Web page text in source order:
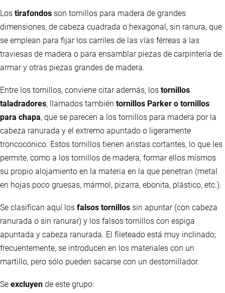
Los tirafondos son tornillos para madera de grandes
dimensiones, de cabeza cuadrada o hexagonal, sin ranura, que
se emplean para fijar los carriles de las vías férreas a las
traviesas de madera o para ensamblar piezas de carpintería de
armar y otras piezas grandes de madera.
Entre los tornillos, conviene citar además, los tornillos
taladradores, llamados también tornillos Parker o tornillos
para chapa, que se parecen a los tornillos para madera por la
cabeza ranurada y el extremo apuntado o ligeramente
troncocónico. Estos tornillos tienen aristas cortantes, lo que les
permite, como a los tornillos de madera, formar ellos mismos
su propio alojamiento en la materia en la que penetran (metal
en hojas poco gruesas, mármol, pizarra, ebonita, plástico, etc.).
Se clasifican aquí los falsos tornillos sin apuntar (con cabeza
ranurada o sin ranurar) y los falsos tornillos con espiga
apuntada y cabeza ranurada. El fileteado está muy inclinado;
frecuentemente, se introducen en los materiales con un
martillo, pero sólo pueden sacarse con un destornillador.
Se excluyen de este grupo: